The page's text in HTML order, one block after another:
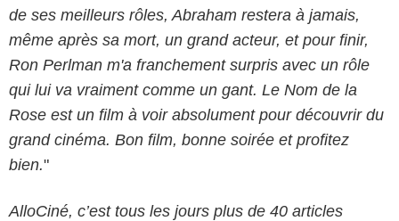
de ses meilleurs rôles, Abraham restera à jamais,
même après sa mort, un grand acteur, et pour finir,
Ron Perlman m'a franchement surpris avec un rôle
qui lui va vraiment comme un gant. Le Nom de la
Rose est un film à voir absolument pour découvrir du
grand cinéma. Bon film, bonne soirée et profitez
bien."
AlloCiné, c’est tous les jours plus de 40 articles